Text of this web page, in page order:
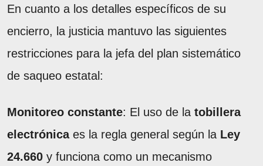
En cuanto a los detalles específicos de su
encierro, la justicia mantuvo las siguientes
restricciones para la jefa del plan sistemático
de saqueo estatal:
Monitoreo constante: El uso de la tobillera
electrónicaes la regla general según la Ley
24.660 y funciona como un mecanismo